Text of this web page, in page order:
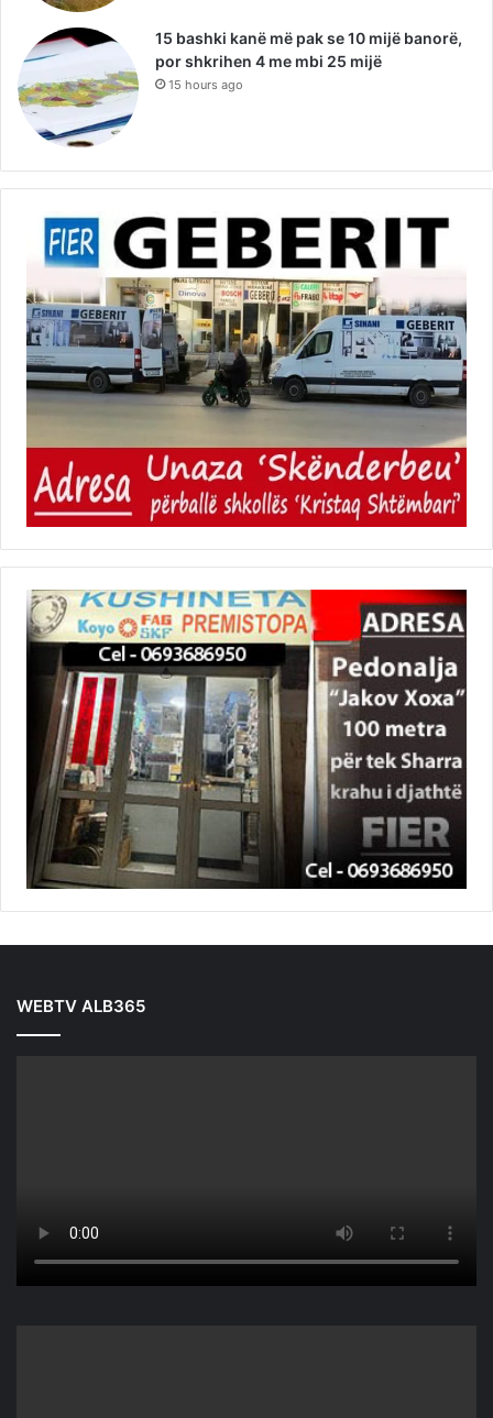
15 bashki kanë më pak se 10 mijë banorë,
por shkrihen 4 me mbi 25 mijë
15 hours ago
WEBTV ALB365